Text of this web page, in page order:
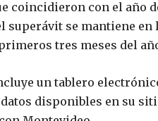
coincidieron con el año
superávit se mantiene en
tres meses del
un tablero
disponibles en su